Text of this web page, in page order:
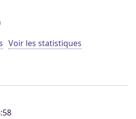
Voir les statistiques